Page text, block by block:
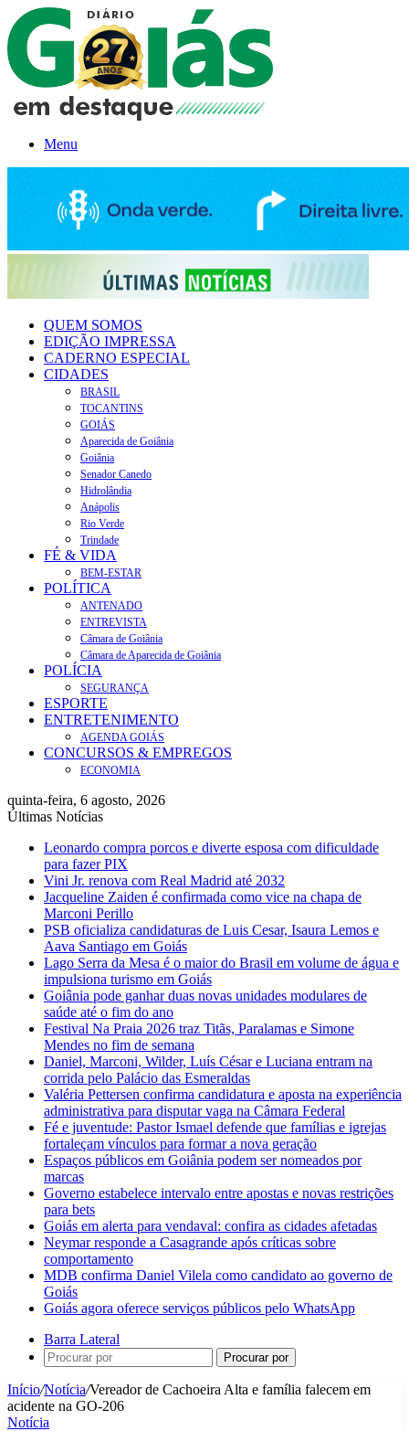
Menu
QUEM SOMOS
EDIÇÃO IMPRESSA
CADERNO ESPECIAL
CIDADES
BRASIL
TOCANTINS
GOIÁS
Aparecida de Goiânia
Goiânia
Senador Canedo
Hidrolândia
Anápolis
Rio Verde
Trindade
FÉ & VIDA
BEM-ESTAR
POLÍTICA
ANTENADO
ENTREVISTA
Câmara de Goiânia
Câmara de Aparecida de Goiânia
POLÍCIA
SEGURANÇA
ESPORTE
ENTRETENIMENTO
AGENDA GOIÁS
CONCURSOS & EMPREGOS
ECONOMIA
quinta-feira, 6 agosto, 2026
Últimas Notícias
Leonardo compra porcos e diverte esposa com dificuldade
para fazer PIX
Vini Jr. renova com Real Madrid até 2032
Jacqueline Zaiden é confirmada como vice na chapa de
Marconi Perillo
PSB oficializa candidaturas de Luis Cesar, Isaura Lemos e
Aava Santiago em Goiás
Lago Serra da Mesa é o maior do Brasil em volume de água e
impulsiona turismo em Goiás
Goiânia pode ganhar duas novas unidades modulares de
saúde até o fim do ano
Festival Na Praia 2026 traz Titãs, Paralamas e Simone
Mendes no fim de semana
Daniel, Marconi, Wilder, Luís César e Luciana entram na
corrida pelo Palácio das Esmeraldas
Valéria Pettersen confirma candidatura e aposta na experiência
administrativa para disputar vaga na Câmara Federal
Fé e juventude: Pastor Ismael defende que famílias e igrejas
fortaleçam vínculos para formar a nova geração
Espaços públicos em Goiânia podem ser nomeados por
marcas
Governo estabelece intervalo entre apostas e novas restrições
para bets
Goiás em alerta para vendaval: confira as cidades afetadas
Neymar responde a Casagrande após críticas sobre
comportamento
MDB confirma Daniel Vilela como candidato ao governo de
Goiás
Goiás agora oferece serviços públicos pelo WhatsApp
Barra Lateral
Procurar por
Início/Notícia/Vereador de Cachoeira Alta e família falecem em
acidente na GO-206
Notícia